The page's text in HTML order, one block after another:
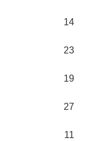
14
23
19
27
11